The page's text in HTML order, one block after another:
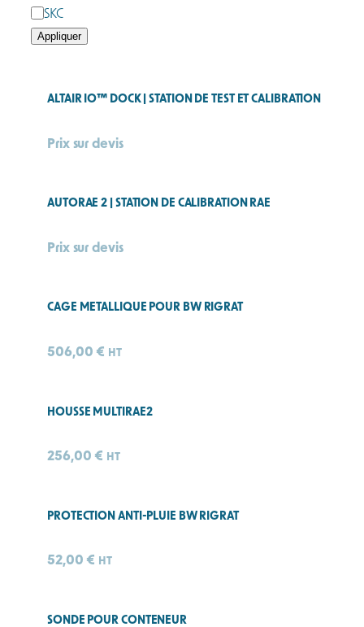
e SKC
Appliquer
ALTAIR IO™ DOCK | STATION DE TEST ET CALIBRATION
Prix sur devis
AUTORAE 2 | STATION DE CALIBRATION RAE
Prix sur devis
CAGE METALLIQUE POUR BW RIGRAT
506,00 € HT
HOUSSE MULTIRAE2
256,00 € HT
PROTECTION ANTI-PLUIE BW RIGRAT
52,00 € HT
SONDE POUR CONTENEUR